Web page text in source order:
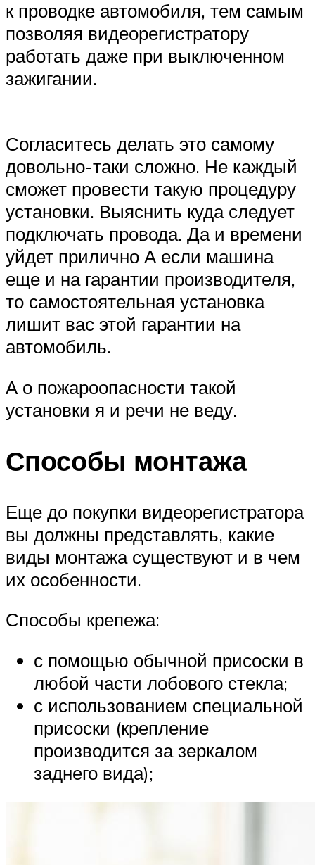
к проводке автомобиля, тем самым
позволяя видеорегистратору
работать даже при выключенном
зажигании.
Согласитесь делать это самому
довольно-таки сложно. Не каждый
сможет провести такую процедуру
установки. Выяснить куда следует
подключать провода. Да и времени
уйдет прилично А если машина
еще и на гарантии производителя,
то самостоятельная установка
лишит вас этой гарантии на
автомобиль.
А о пожароопасности такой
установки я и речи не веду.
Способы монтажа
Еще до покупки видеорегистратора
вы должны представлять, какие
виды монтажа существуют и в чем
их особенности.
Способы крепежа:
с помощью обычной присоски в
любой части лобового стекла;
с использованием специальной
присоски (крепление
производится за зеркалом
заднего вида);